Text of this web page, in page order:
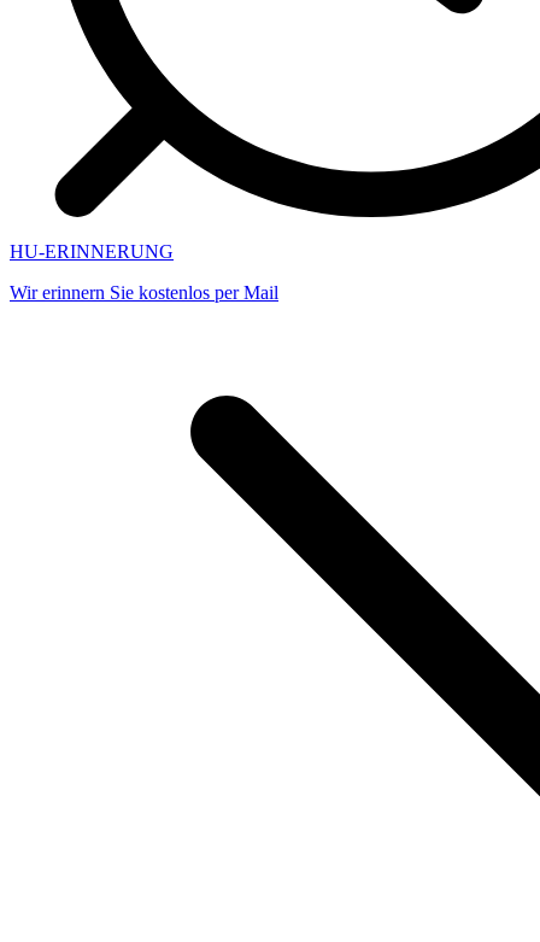
HU-ERINNERUNG
Wir erinnern Sie kostenlos per Mail